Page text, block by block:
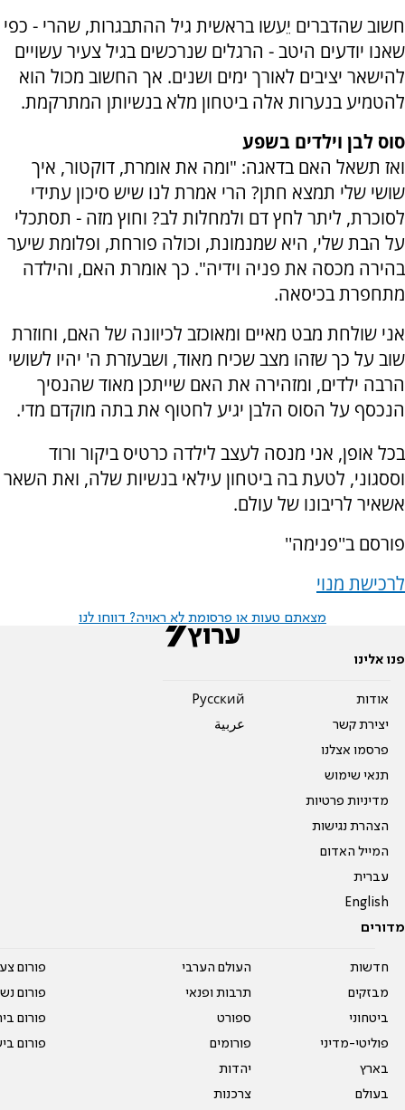
חשוב שהדברים יֵעשו בראשית גיל ההתבגרות, שהרי - כפי
שאנו יודעים היטב - הרגלים שנרכשים בגיל צעיר עשויים
להישאר יציבים לאורך ימים ושנים. אך החשוב מכול הוא
להטמיע בנערות אלה ביטחון מלא בנשיותן המתרקמת.
סוס לבן וילדים בשפע
ואז תשאל האם בדאגה: "ומה את אומרת, דוקטור, איך
שושי שלי תמצא חתן? הרי אמרת לנו שיש סיכון עתידי
לסוכרת, ליתר לחץ דם ולמחלות לב? וחוץ מזה - תסתכלי
על הבת שלי, היא שמנמונת, וכולה פורחת, ופלומת שיער
בהירה מכסה את פניה וידיה". כך אומרת האם, והילדה
מתחפרת בכיסאה.
אני שולחת מבט מאיים ומאוכזב לכיוונה של האם, וחוזרת
שוב על כך שזהו מצב שכיח מאוד, ושבעזרת ה' יהיו לשושי
הרבה ילדים, ומזהירה את האם שייתכן מאוד שהנסיך
הנכסף על הסוס הלבן יגיע לחטוף את בתה מוקדם מדי.
בכל אופן, אני מנסה לעצב לילדה כרטיס ביקור ורוד
וססגוני, לטעת בה ביטחון עילאי בנשיות שלה, ואת השאר
אשאיר לריבונו של עולם.
פורסם ב''פנימה''
לרכישת מנוי
מצאתם טעות או פרסומת לא ראויה? דווחו לנו
פנו אלינו
אודות
יצירת קשר
פרסמו אצלנו
תנאי שימוש
מדיניות פרטיות
הצהרת נגישות
המייל האדום
עברית
English
Pусский
عربية
מדורים
חדשות
מבזקים
ביטחוני
פוליטי-מדיני
בארץ
בעולם
העולם הערבי
תרבות ופנאי
ספורט
פורומים
יהדות
צרכנות
פורום
פורום
פורום
פורום